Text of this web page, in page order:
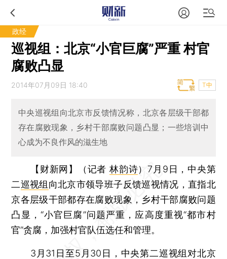
政经
巡视组：北京“小官巨腐”严重 村官
腐败凸显
2014年07月09日 18:40 T中
中央巡视组向北京市反馈情况称，北京各层级干部都
存在腐败现象，乡村干部腐败问题凸显；一些培训中
心成为不良作风的滋生地
【财新网】（记者林韵诗）7月9日，中央第
二巡视组向北京市领导班子反馈巡视情况，直指北
京各层级干部都存在腐败现象，乡村干部腐败问题
凸显，“小官巨腐”问题严重，应高度重视“都市村
官”贪腐，加强村官队伍选任和管理。
3月31日至5月30日，中央第二巡视组对北京